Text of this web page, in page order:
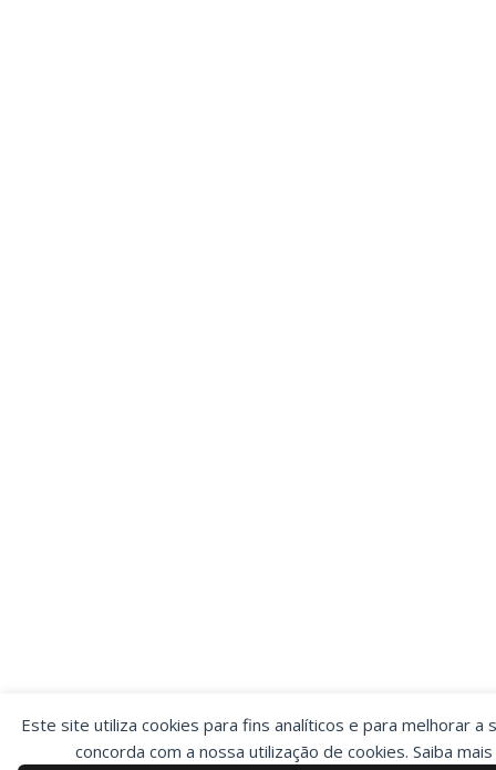
Este site utiliza cookies para fins analíticos e para melhorar a
concorda com a nossa utilização de cookies. Saiba